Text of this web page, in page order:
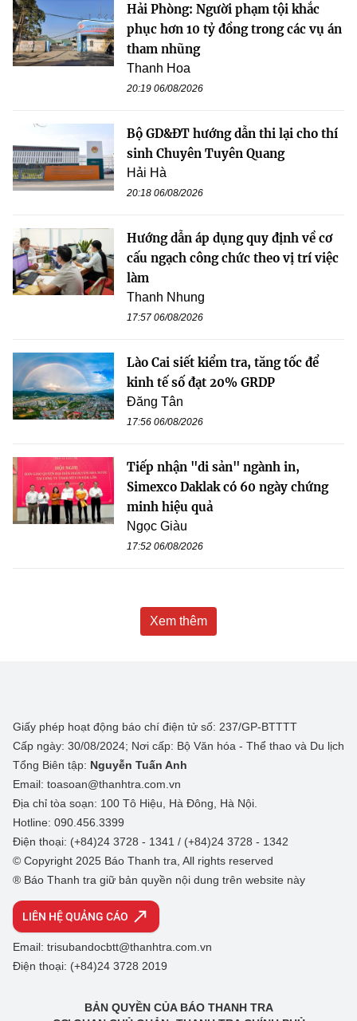
Hải Phòng: Người phạm tội khắc
phục hơn 10 tỷ đồng trong các vụ án
tham nhũng
Thanh Hoa
20:19 06/08/2026
Bộ GD&ĐT hướng dẫn thi lại cho thí
sinh Chuyên Tuyên Quang
Hải Hà
20:18 06/08/2026
Hướng dẫn áp dụng quy định về cơ
cấu ngạch công chức theo vị trí việc
làm
Thanh Nhung
17:57 06/08/2026
Lào Cai siết kiểm tra, tăng tốc để
kinh tế số đạt 20% GRDP
Đăng Tân
17:56 06/08/2026
Tiếp nhận "di sản" ngành in,
Simexco Daklak có 60 ngày chứng
minh hiệu quả
Ngọc Giàu
17:52 06/08/2026
Xem thêm
Giấy phép hoạt động báo chí điện tử số: 237/GP-BTTTT
Cấp ngày: 30/08/2024; Nơi cấp: Bộ Văn hóa - Thể thao và Du lịch
Tổng Biên tập: Nguyễn Tuấn Anh
Email: toasoan@thanhtra.com.vn
Địa chỉ tòa soạn: 100 Tô Hiệu, Hà Đông, Hà Nội.
Hotline: 090.456.3399
Điện thoại: (+84)24 3728 - 1341 / (+84)24 3728 - 1342
© Copyright 2025 Báo Thanh tra, All rights reserved
® Báo Thanh tra giữ bản quyền nội dung trên website này
LIÊN HỆ QUẢNG CÁO
Email: trisubandocbtt@thanhtra.com.vn
Điện thoại: (+84)24 3728 2019
BẢN QUYỀN CỦA BÁO THANH TRA